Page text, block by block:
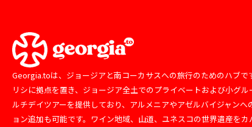
Georgia.toは、ジョージアと南コーカサスへの旅行のためのハブで
リシに拠点を置き、ジョージア全土でのプライベートおよび小グル
ルチデイツアーを提供しており、アルメニアやアゼルバイジャンへ
ョン追加も可能です。ワイン地域、山道、ユネスコの世界遺産をカ